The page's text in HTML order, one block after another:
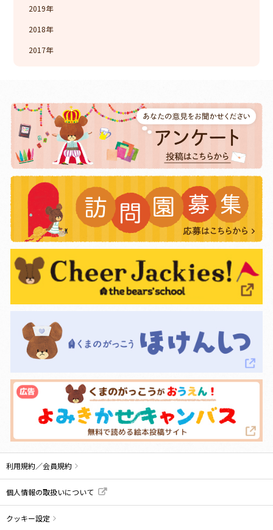
2019
2018
2017
利用規約／会員規約
個人情報の取扱いについて
クッキー設定